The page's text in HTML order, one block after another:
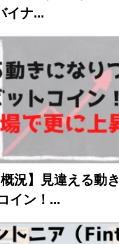
イナ...
概況】見違える動
イン！...